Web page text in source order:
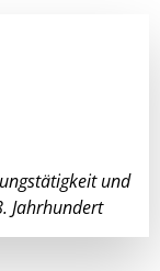
und
Jahrhundert